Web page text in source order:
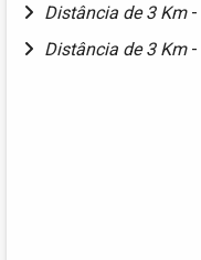
Distância de 3 Km -
Distância de 3 Km -